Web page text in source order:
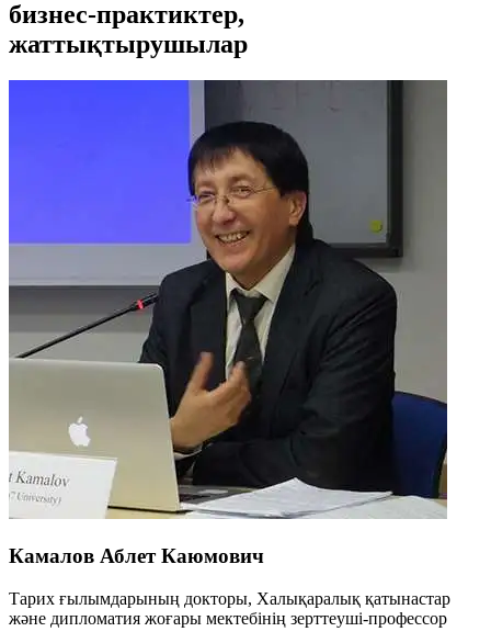
бизнес-практиктер,
жаттықтырушылар
Камалов Аблет Каюмович
Тарих ғылымдарының докторы, Халықаралық қатынастар
және дипломатия жоғары мектебінің зерттеуші-профессор